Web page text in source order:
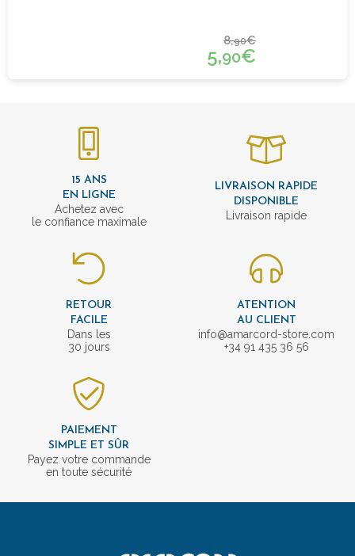
8,90€
5,90€
15 ANS
EN LIGNE
Achetez avec
le confiance maximale
LIVRAISON RAPIDE
DISPONIBLE
Livraison rapide
RETOUR
FACILE
Dans les
30 jours
ATENTION
AU CLIENT
info@amarcord-store.com
+34 91 435 36 56
PAIEMENT
SIMPLE ET SÛR
Payez votre commande
en toute sécurité